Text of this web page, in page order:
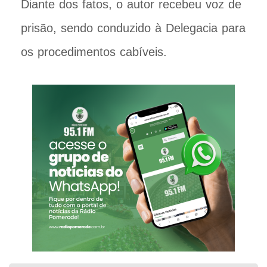
Diante dos fatos, o autor recebeu voz de
prisão, sendo conduzido à Delegacia para
os procedimentos cabíveis.